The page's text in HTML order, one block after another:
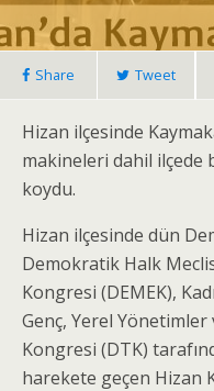
Share Tweet
Hizan ilçesinde
makineleri dahil ilçede
koydu.
Hizan ilçesinde dün
Demokratik Halk
Kongresi (DEMEK),
Genç, Yerel
Kongresi (DTK)
harekete geçen Hizan